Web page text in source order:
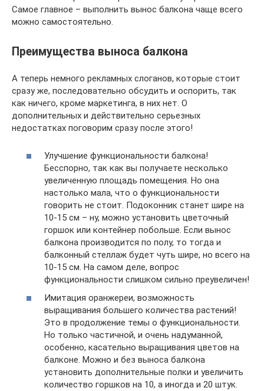
Самое главное – выполнить вынос балкона чаще всего
можно самостоятельно.
Преимущества выноса балкона
А теперь немного рекламных слоганов, которые стоит
сразу же, последовательно обсудить и оспорить, так
как ничего, кроме маркетинга, в них нет. О
дополнительных и действительно серьезных
недостатках поговорим сразу после этого!
Улучшение функциональности балкона!
Бесспорно, так как вы получаете несколько
увеличенную площадь помещения. Но она
настолько мала, что о функциональности
говорить не стоит. Подоконник станет шире на
10-15 см – ну, можно установить цветочный
горшок или контейнер побольше. Если вынос
балкона производится по полу, то тогда и
балконный стеллаж будет чуть шире, но всего на
10-15 см. На самом деле, вопрос
функциональности слишком сильно преувеличен!
Имитация оранжереи, возможность
выращивания большего количества растений!
Это в продолжение темы о функциональности.
Но только частичной, и очень надуманной,
особенно, касательно выращивания цветов на
балконе. Можно и без выноса балкона
установить дополнительные полки и увеличить
количество горшков на 10, а иногда и 20 штук.